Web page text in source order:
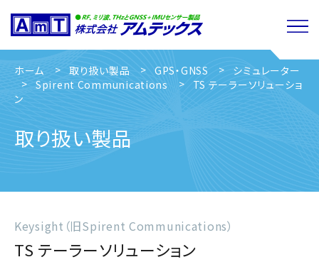
ホーム 取り扱い製品 GPS・GNSS
シミュレーター
Spirent Communications
TS テーラーソリューショ
ン
取り扱い製品
Keysight（旧Spirent Communications）
TS テーラーソリューション